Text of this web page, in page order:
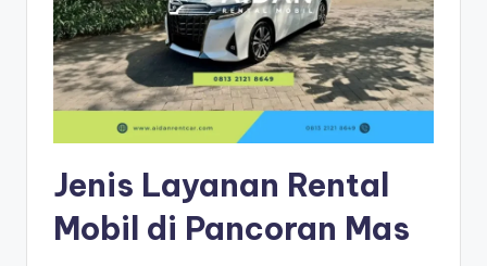
Jenis Layanan Rental
Mobil di Pancoran Mas